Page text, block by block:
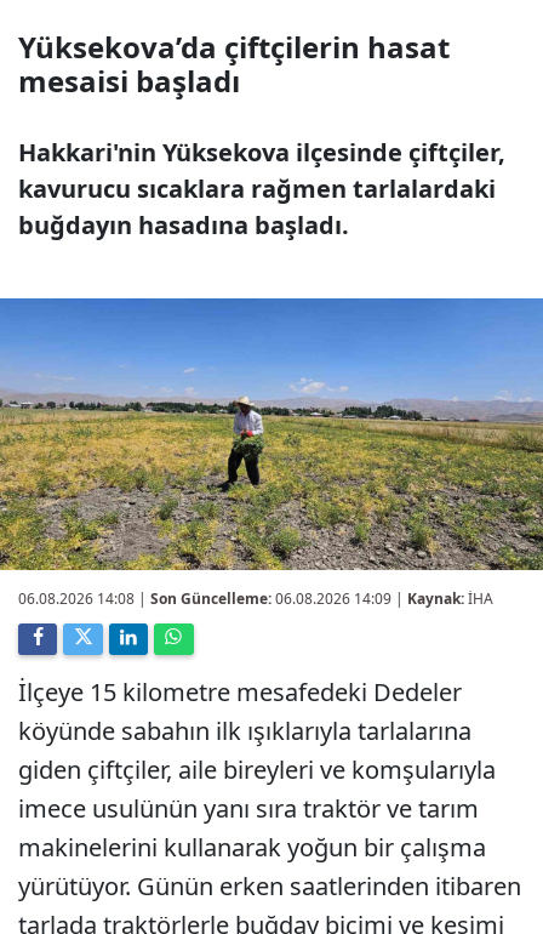
Yüksekova’da çiftçilerin hasat
mesaisi başladı
Hakkari'nin Yüksekova ilçesinde çiftçiler,
kavurucu sıcaklara rağmen tarlalardaki
buğdayın hasadına başladı.
06.08.2026 14:08 | Son Güncelleme:06.08.2026 14:09 | Kaynak:İHA
İlçeye 15 kilometre mesafedeki Dedeler
köyünde sabahın ilk ışıklarıyla tarlalarına
giden çiftçiler, aile bireyleri ve komşularıyla
imece usulünün yanı sıra traktör ve tarım
makinelerini kullanarak yoğun bir çalışma
yürütüyor. Günün erken saatlerinden itibaren
tarlada traktörlerle buğday biçimi ve kesimi